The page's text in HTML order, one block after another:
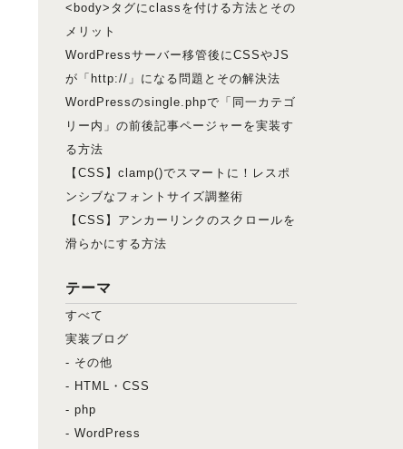
<body>タグにclassを付ける方法とその
メリット
WordPressサーバー移管後にCSSやJS
が「http://」になる問題とその解決法
WordPressのsingle.phpで「同一カテゴ
リー内」の前後記事ページャーを実装す
る方法
【CSS】clamp()でスマートに！レスポ
ンシブなフォントサイズ調整術
【CSS】アンカーリンクのスクロールを
滑らかにする方法
テーマ
すべて
実装ブログ
- その他
- HTML・CSS
- php
- WordPress